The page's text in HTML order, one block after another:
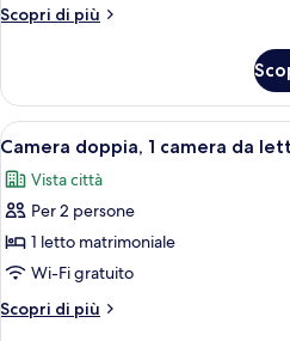
Scopri di più
Altri
Superior
(Branciforte)
Apri
tutte
le
foto
per
Camera
doppia,
1
6
Camera doppia, 1 camera da
Vista città
Per 2 persone
1 letto matrimoniale
Wi-Fi gratuito
Scopri di più
Altri